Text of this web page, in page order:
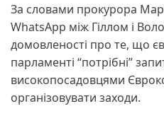
За словами прокурора
WhatsApp між Гіллом і
домовленості про те, що
парламенті “потрібні”
високопосадовцями
організовувати заходи.